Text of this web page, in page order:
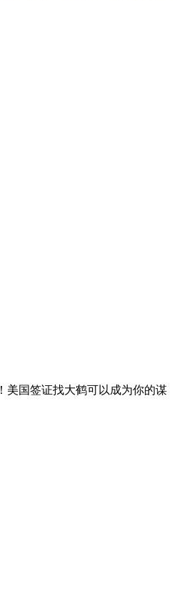
美国签证找大鹤可以成为你的谋